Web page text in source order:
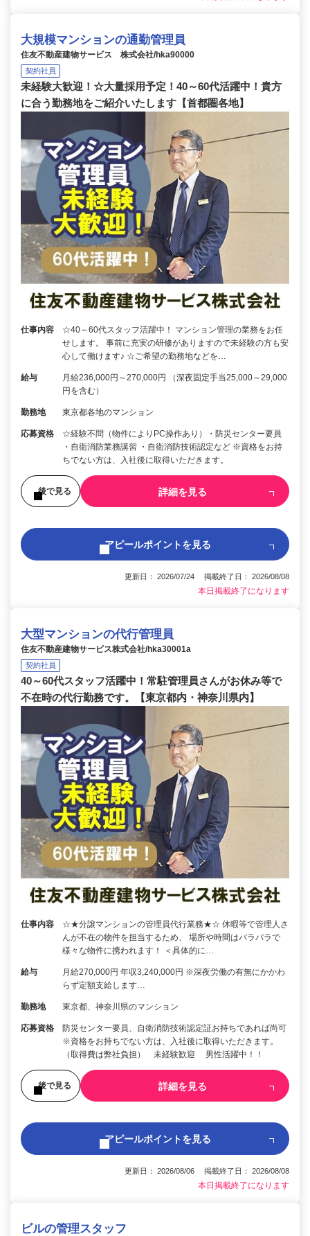
大規模マンションの通勤管理員
住友不動産建物サービス 株式会社/hka90000
契約社員
未経験大歓迎！☆大量採用予定！40～60代活躍中！貴方
に合う勤務地をご紹介いたします【首都圏各地】
仕事内容
☆40～60代スタッフ活躍中！ マンション管理の業務をお任
せします。 事前に充実の研修がありますので未経験の方も安
心して働けます♪ ☆ご希望の勤務地などを…
給与
月給236,000円～270,000円 （深夜固定手当25,000～29,000
円を含む）
勤務地 東京都各地のマンション
応募資格
☆経験不問（物件によりPC操作あり）・防災センター要員
・自衛消防業務講習 ・自衛消防技術認定など ※資格をお持
ちでない方は、入社後に取得いただきます。
後で見る 詳細を見る
アピールポイントを見る
更新日： 2026/07/24 掲載終了日： 2026/08/08
本日掲載終了になります
大型マンションの代行管理員
住友不動産建物サービス株式会社/hka30001a
契約社員
40～60代スタッフ活躍中！常駐管理員さんがお休み等で
不在時の代行勤務です。【東京都内・神奈川県内】
仕事内容
☆★分譲マンションの管理員代行業務★☆ 休暇等で管理人さ
んが不在の物件を担当するため、 場所や時間はバラバラで
様々な物件に携われます！ ＜具体的に…
給与
月給270,000円 年収3,240,000円 ※深夜労働の有無にかかわ
らず定額支給します…
勤務地 東京都、神奈川県のマンション
応募資格
防災センター要員、自衛消防技術認定証お持ちであれば尚可
※資格をお持ちでない方は、入社後に取得いただきます。
（取得費は弊社負担） 未経験歓迎 男性活躍中！！
後で見る 詳細を見る
アピールポイントを見る
更新日： 2026/08/06 掲載終了日： 2026/08/08
本日掲載終了になります
ビルの管理スタッフ